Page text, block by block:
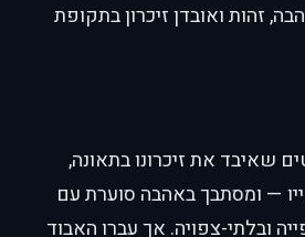
זהות ואובדן זיכרון בתקופת
שאיבד את זיכרונו בתאונה,
— ומסתבך באהבה סוערת עם
ובלתי-צפויה. אך עברו האבוד